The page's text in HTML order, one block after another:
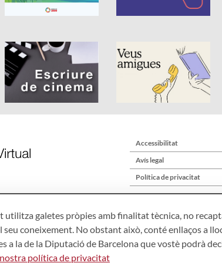
Accessibilitat
Avís legal
Política de privacitat
Àrea de Cultura – Gerència de
galetes pròpies amb finalitat tècnica, no
seu coneixement. No obstant això, conté enllaços a
a la de la Diputació de Barcelona que vostè podrà
política de privacitat